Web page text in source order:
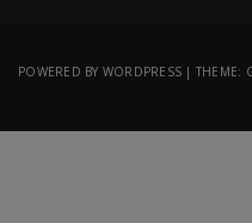
POWERED BY WORDPRESS | THEME: